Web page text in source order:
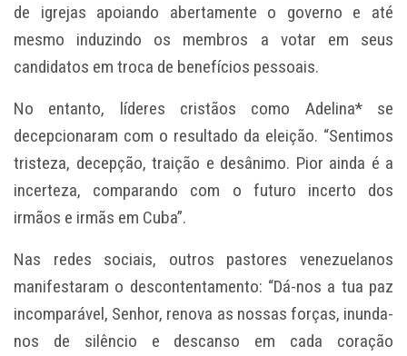
de igrejas apoiando abertamente o governo e até
mesmo induzindo os membros a votar em seus
candidatos em troca de benefícios pessoais.
No entanto, líderes cristãos como Adelina* se
decepcionaram com o resultado da eleição. “Sentimos
tristeza, decepção, traição e desânimo. Pior ainda é a
incerteza, comparando com o futuro incerto dos
irmãos e irmãs em Cuba”.
Nas redes sociais, outros pastores venezuelanos
manifestaram o descontentamento: “Dá-nos a tua paz
incomparável, Senhor, renova as nossas forças, inunda-
nos de silêncio e descanso em cada coração